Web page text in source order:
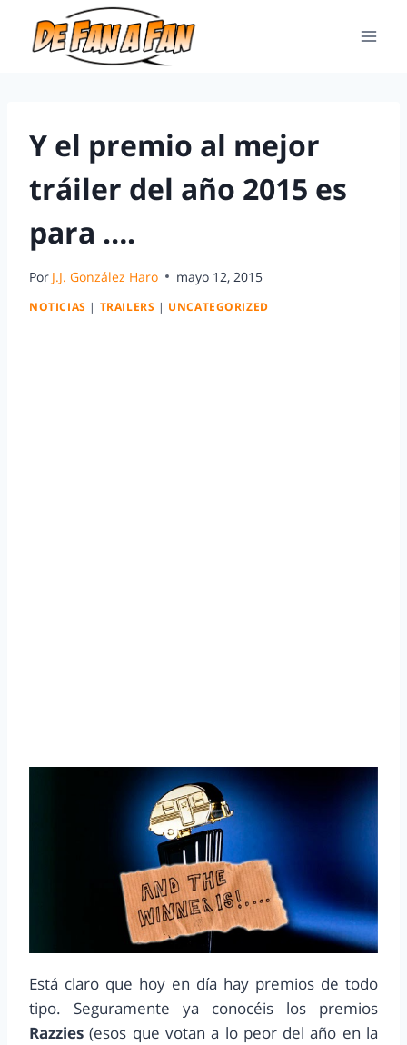
Y el premio al mejor
tráiler del año 2015 es
para ….
Por J.J. González Haro mayo 12, 2015
NOTICIAS | TRAILERS | UNCATEGORIZED
Está claro que hoy en día hay premios de todo
tipo. Seguramente ya conocéis los premios
Razzies(esos que votan a lo peor del año en la